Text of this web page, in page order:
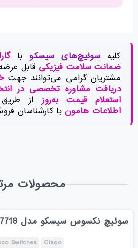
کلیه سوئیچ‌های سیسکوبا
ضمانت سلامت فیزیکی قابل
مشتریان گرامی می‌توانند جهت
دریافت مشاوره تخصصی در
استعلام قیمت به‌روز از
اطلاعات هامونبا کارشناسان
محصولات
سوئیچ نکسوس سیسکو مدل Nexus N77-C7718
Cisco
Switches